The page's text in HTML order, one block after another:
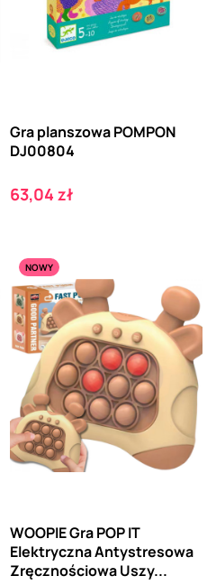
Gra planszowa POMPON
DJ00804
Cena
63,04 zł
NOWY
WOOPIE Gra POP IT
Elektryczna Antystresowa
Zręcznościowa Uszy...